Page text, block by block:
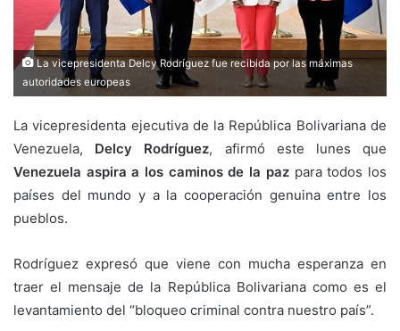
La vicepresidenta Delcy Rodríguez fue recibida por las máximas
autoridades europeas
La vicepresidenta ejecutiva de la República Bolivariana de
Venezuela, Delcy Rodríguez, afirmó este lunes que
Venezuela aspira a los caminos de la pazpara todos los
países del mundo y a la cooperación genuina entre los
pueblos.
Rodríguez expresó que viene con mucha esperanza en
traer el mensaje de la República Bolivariana como es el
levantamiento del “bloqueo criminal contra nuestro país”.